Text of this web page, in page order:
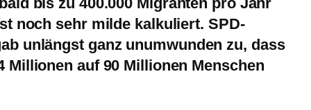
noch sehr milde kalkuliert. SPD-
unlängst ganz unumwunden zu, dass
Millionen auf 90 Millionen Menschen